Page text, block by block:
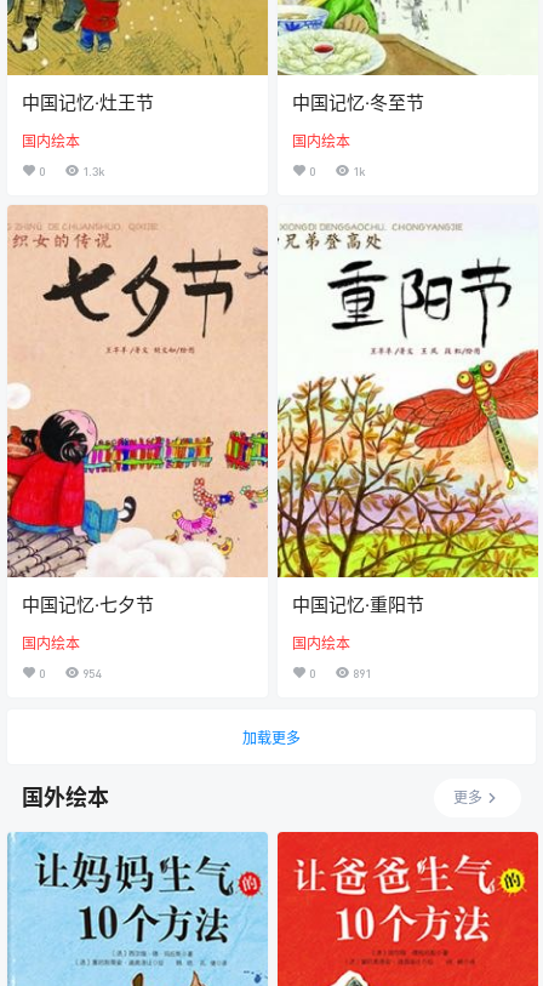
中国记忆·灶王节
国内绘本
0 1.3k
中国记忆·冬至节
国内绘本
0 1k
中国记忆·七夕节
国内绘本
0 954
中国记忆·重阳节
国内绘本
0 891
加载更多
国外绘本 更多